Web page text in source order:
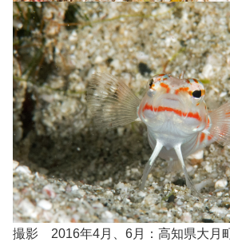
撮影 2016年4月、6月：高知県大月